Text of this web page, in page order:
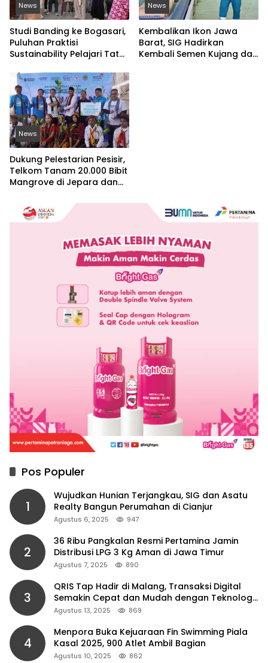
News
Studi Banding ke Bogasari,
Puluhan Praktisi
Sustainability Pelajari Tata
Berkelanjutan
News
Kembalikan Ikon Jawa
Barat, SIG Hadirkan
Kembali Semen Kujang dan
News
Dukung Pelestarian Pesisir,
Telkom Tanam 20.000 Bibit
Mangrove di Jepara dan
Pos Populer
1
Wujudkan Hunian Terjangkau, SIG dan Asatu
Realty Bangun Perumahan di Cianjur
Agustus 6, 2025 947
2
36 Ribu Pangkalan Resmi Pertamina Jamin
Distribusi LPG 3 Kg Aman di Jawa Timur
Agustus 7, 2025 890
3
QRIS Tap Hadir di Malang, Transaksi Digital
Semakin Cepat dan Mudah dengan Teknologi
NFC
Agustus 13, 2025 869
4
Menpora Buka Kejuaraan Fin Swimming Piala
Kasal 2025, 900 Atlet Ambil Bagian
Agustus 10, 2025 862